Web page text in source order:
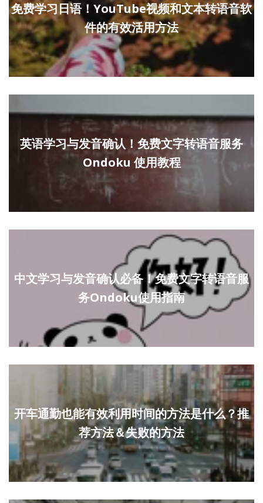
免费学习日语！YouTube视频和文本转语音软
件的有效活用方法
英语学习与发音确认！免费文字转语音服务
Ondoku 使用教程
中文学习与发音确认必备！免费文字转语音服
务Ondoku使用指南
开车通勤也能有效利用时间的方法是什么？推
荐方法＆失败的方法